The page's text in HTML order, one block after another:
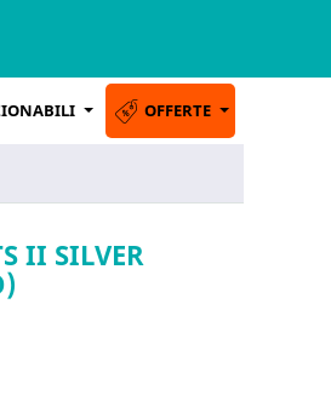
OFFERTE
II SILVER